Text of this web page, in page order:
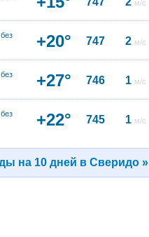
м/с
+20° 747 2 м/с
+27° 746 1 м/с
+22° 745 1 м/с
на 10 дней в Сверидо »